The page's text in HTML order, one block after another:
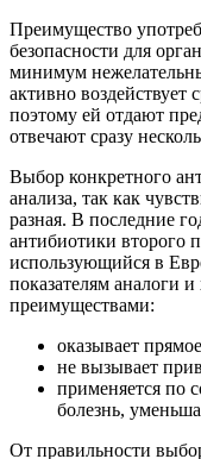
Преимущество
безопасности для
минимум
активно воздействует
поэтому ей отдают
отвечают сразу
Выбор конкретного
анализа, так как
разная. В последние
антибиотики второго
использующийся в
показателям аналоги
преимуществами:
оказывает
не вызывает
применяется по
болезнь,
От правильности